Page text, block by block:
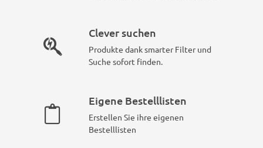
Clever suchen
Produkte dank smarter Filter und
Suche sofort finden.
Eigene Bestelllisten
Erstellen Sie ihre eigenen
Bestelllisten